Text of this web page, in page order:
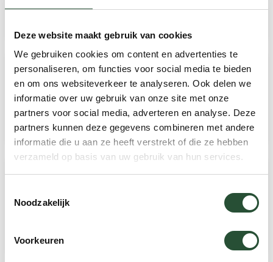
Deze website maakt gebruik van cookies
We gebruiken cookies om content en advertenties te
personaliseren, om functies voor social media te bieden
en om ons websiteverkeer te analyseren. Ook delen we
informatie over uw gebruik van onze site met onze
partners voor social media, adverteren en analyse. Deze
partners kunnen deze gegevens combineren met andere
informatie die u aan ze heeft verstrekt of die ze hebben
verzameld op basis van uw gebruik van hun services.
Noodzakelijk
Voorkeuren
1.295,-
Loungeset Nanda Bankje
Rond Warm Wit Hout –
4200
795,- 449,95